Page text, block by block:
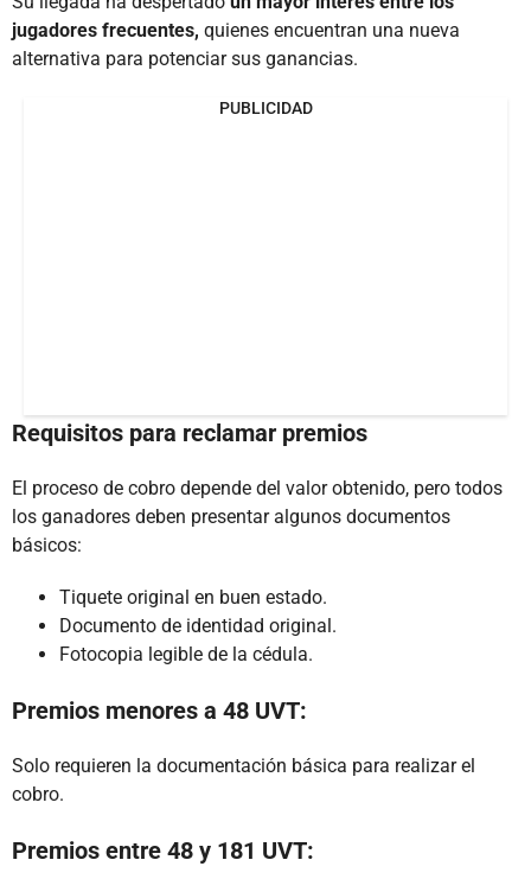
jugadores frecuentes, quienes encuentran una nueva
alternativa para potenciar sus ganancias.
PUBLICIDAD
Requisitos para reclamar premios
El proceso de cobro depende del valor obtenido, pero todos
los ganadores deben presentar algunos documentos
básicos:
Tiquete original en buen estado.
Documento de identidad original.
Fotocopia legible de la cédula.
Premios menores a 48 UVT:
Solo requieren la documentación básica para realizar el
cobro.
Premios entre 48 y 181 UVT: